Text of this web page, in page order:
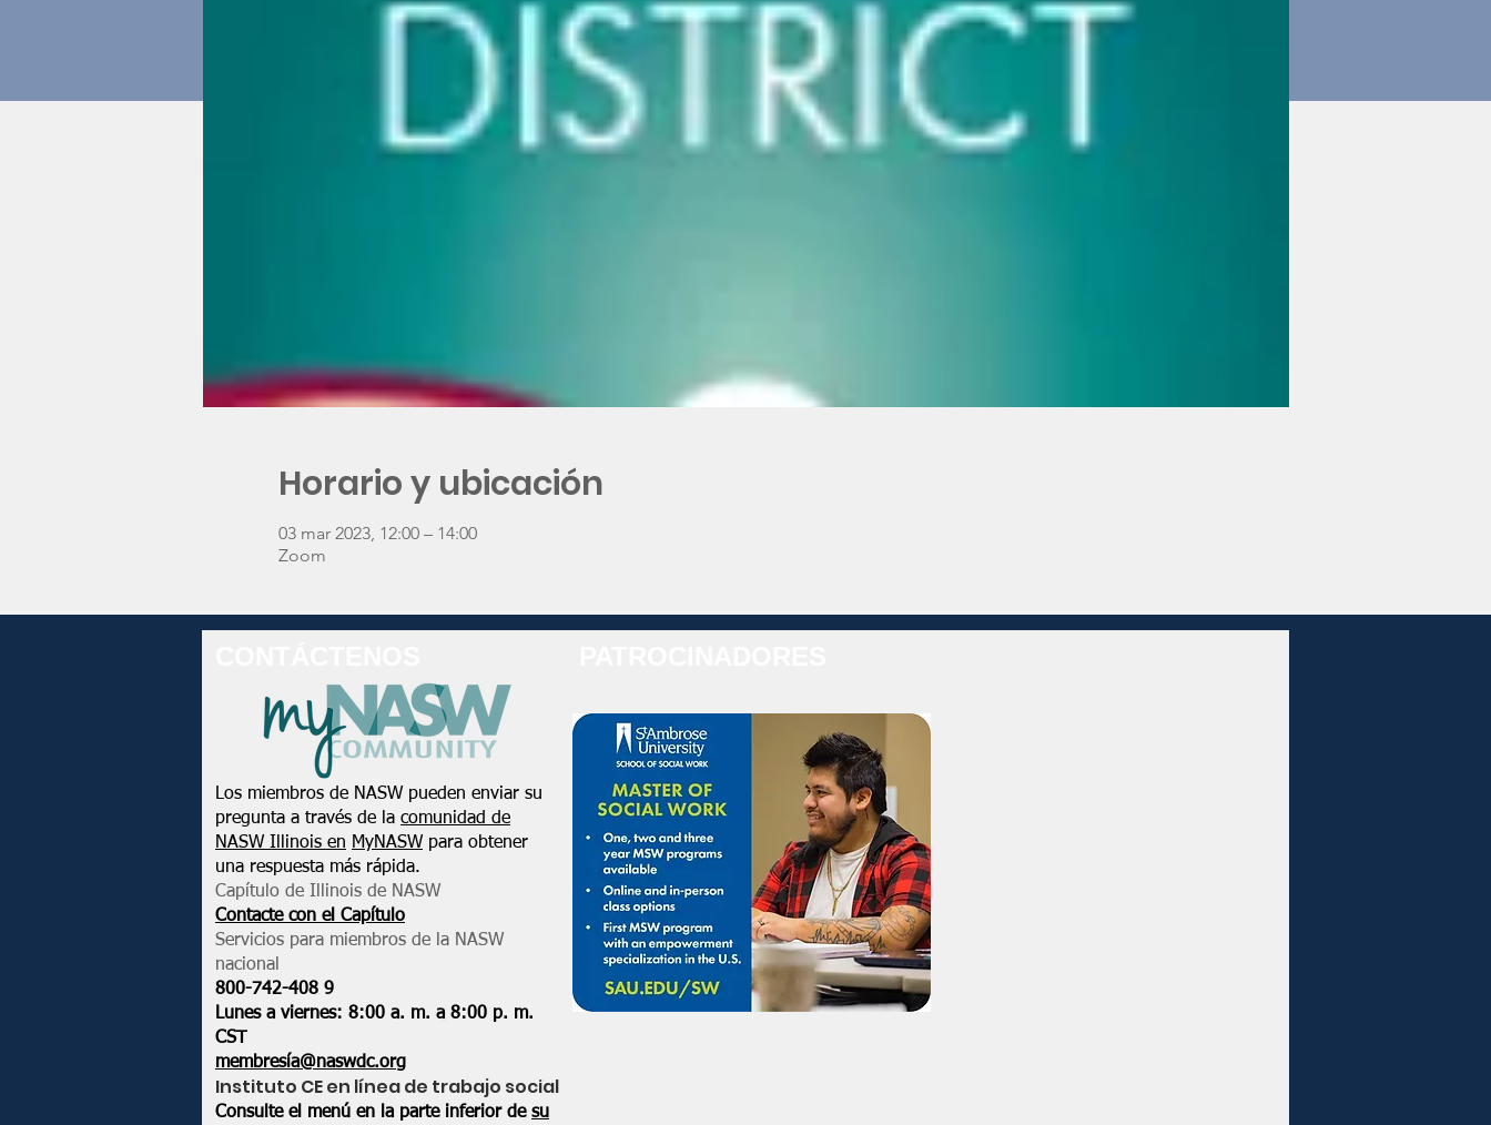
Horario y ubicación
03 mar 2023, 12:00 – 14:00
Zoom
Los miembros de NASW pueden enviar su
pregunta a través de la comunidad de
NASW Illinois en MyNASW para obtener
una respuesta más rápida.
Capítulo de Illinois de NASW
Contacte con el Capítulo
Servicios para miembros de la NASW
nacional
800-742-408 9
Lunes a viernes: 8:00 a. m. a 8:00 p. m.
CST
membresía@naswdc.org
Instituto CE en línea de trabajo social
Consulte el menú en la parte inferior de su